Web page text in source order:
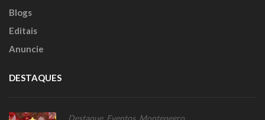
Blogs
Editais
Anuncie
DESTAQUES
Destaque, Eventos, Montenegro